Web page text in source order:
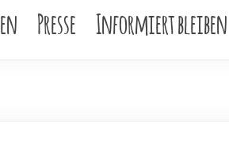
Presse Informiert bleiben